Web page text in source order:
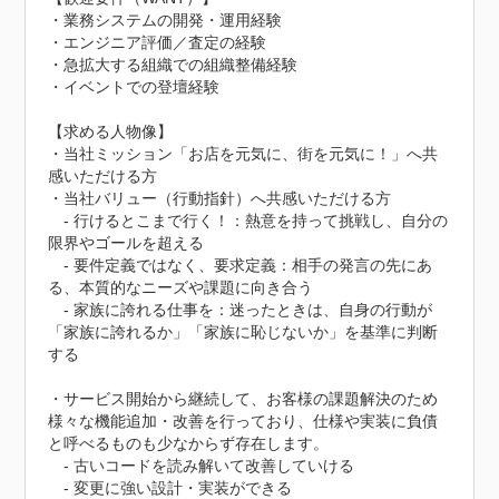
・業務システムの開発・運用経験
・エンジニア評価／査定の経験
・急拡大する組織での組織整備経験
・イベントでの登壇経験
【求める人物像】
・当社ミッション「お店を元気に、街を元気に！」へ共
感いただける方
・当社バリュー（行動指針）へ共感いただける方
- 行けるとこまで行く！：熱意を持って挑戦し、自分の
限界やゴールを超える
- 要件定義ではなく、要求定義：相手の発言の先にあ
る、本質的なニーズや課題に向き合う
- 家族に誇れる仕事を：迷ったときは、自身の行動が
「家族に誇れるか」「家族に恥じないか」を基準に判断
する
・サービス開始から継続して、お客様の課題解決のため
様々な機能追加・改善を行っており、仕様や実装に負債
と呼べるものも少なからず存在します。
- 古いコードを読み解いて改善していける
- 変更に強い設計・実装ができる